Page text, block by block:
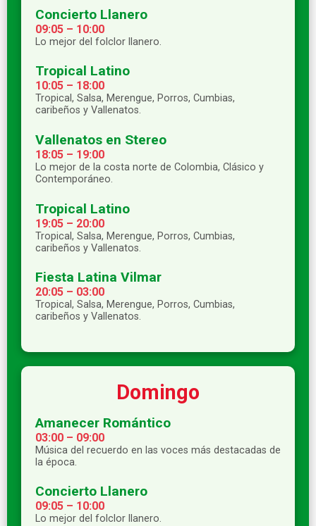
Concierto Llanero
09:05 – 10:00
Lo mejor del folclor llanero.
Tropical Latino
10:05 – 18:00
Tropical, Salsa, Merengue, Porros, Cumbias,
caribeños y Vallenatos.
Vallenatos en Stereo
18:05 – 19:00
Lo mejor de la costa norte de Colombia, Clásico y
Contemporáneo.
Tropical Latino
19:05 – 20:00
Tropical, Salsa, Merengue, Porros, Cumbias,
caribeños y Vallenatos.
Fiesta Latina Vilmar
20:05 – 03:00
Tropical, Salsa, Merengue, Porros, Cumbias,
caribeños y Vallenatos.
Domingo
Amanecer Romántico
03:00 – 09:00
Música del recuerdo en las voces más destacadas de
la época.
Concierto Llanero
09:05 – 10:00
Lo mejor del folclor llanero.